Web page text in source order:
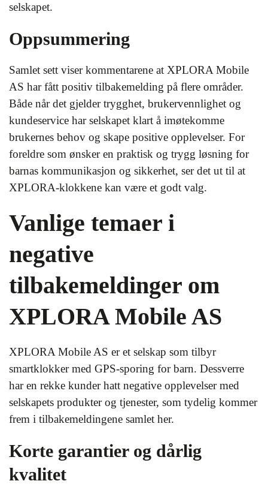
selskapet.
Oppsummering
Samlet sett viser kommentarene at XPLORA Mobile
AS har fått positiv tilbakemelding på flere områder.
Både når det gjelder trygghet, brukervennlighet og
kundeservice har selskapet klart å imøtekomme
brukernes behov og skape positive opplevelser. For
foreldre som ønsker en praktisk og trygg løsning for
barnas kommunikasjon og sikkerhet, ser det ut til at
XPLORA-klokkene kan være et godt valg.
Vanlige temaer i
negative
tilbakemeldinger om
XPLORA Mobile AS
XPLORA Mobile AS er et selskap som tilbyr
smartklokker med GPS-sporing for barn. Dessverre
har en rekke kunder hatt negative opplevelser med
selskapets produkter og tjenester, som tydelig kommer
frem i tilbakemeldingene samlet her.
Korte garantier og dårlig
kvalitet